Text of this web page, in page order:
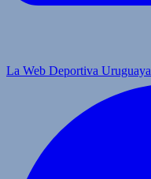
La Web Deportiva Uruguaya